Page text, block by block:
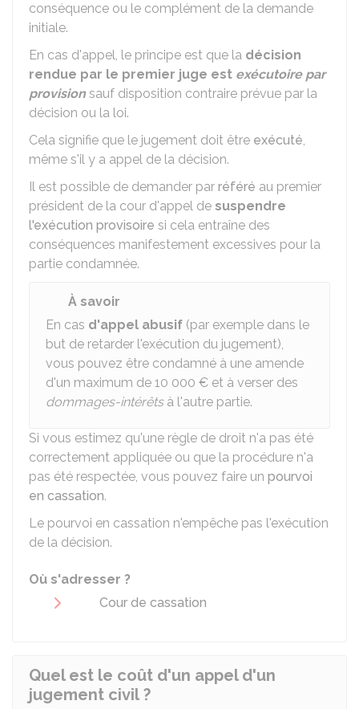
conséquence ou le complément de la demande
initiale.
En cas d'appel, le principe est que la décision
rendue par le premier juge est exécutoire par
provisionsauf disposition contraire prévue par la
décision ou la loi.
Cela signifie que le jugement doit être exécuté,
même s'il y a appel de la décision.
Il est possible de demander par référé au premier
président de la cour d'appel de suspendre
l'exécution provisoire si cela entraîne des
conséquences manifestement excessives pour la
partie condamnée.
À savoir
En cas d'appel abusif (par exemple dans le
but de retarder l'exécution du jugement),
vous pouvez être condamné à une amende
d'un maximum de 10 000 € et à verser des
dommages-intérêtsà l'autre partie.
Si vous estimez qu'une règle de droit n'a pas été
correctement appliquée ou que la procédure n'a
pas été respectée, vous pouvez faire un pourvoi
en cassation.
Le pourvoi en cassation n'empêche pas l'exécution
de la décision.
Où s'adresser ?
Cour de cassation
Quel est le coût d'un appel d'un
jugement civil ?